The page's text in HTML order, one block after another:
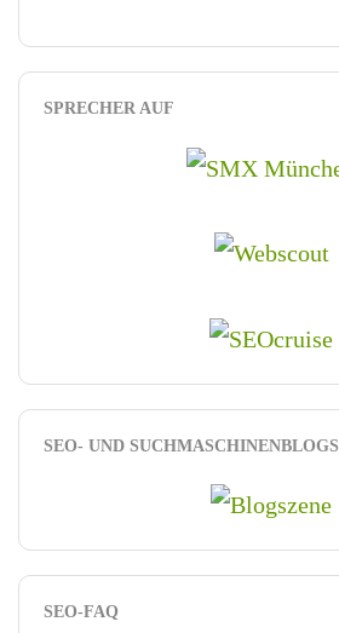
SPRECHER AUF
SEO- UND SUCHMASCHINENBLOGS
SEO-FAQ